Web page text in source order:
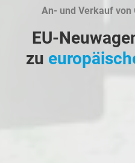
An- und Verkauf von
EU-
zu